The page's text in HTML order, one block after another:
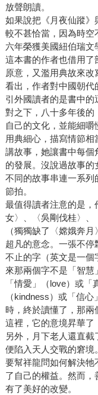
放聲朗讀。
如果說把《月夜仙蹤》
較不甚恰當，因為時空
六年榮獲美國紐伯瑞文
這本書的作者也借用
原意，又濫用典故來
看出，作者對中國朝代
引外國讀者的是書中
對之下，八十多年後的
自己的文化，並能細嚼
用典細心，描寫情節
講故事，她讓書中每個
的發展。沒說過故事
不同的故事串連一系列
節拍。
最值得讀者注意的是
女〉、〈吳剛伐桂〉
（獨獨缺了〈嫦娥奔
超凡的意念。一張不
不止的字（英文是一
來那兩個字不是「智慧
「情愛」（love）或「
（kindness）或「信
時，終於讀懂了，那兩
這裡，它的意境昇華了
另外，月下老人還直
便陷入天人交戰的窘境
要幫祥龍問如何解決牠
了自己的權益。然而
有了美好的改變。